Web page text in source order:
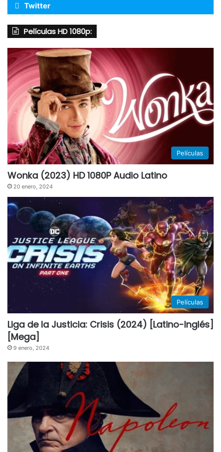
Twitter
Películas HD 1080p:
Películas
Wonka (2023) HD 1080P Audio Latino
20 enero, 2024
Películas
Liga de la Justicia: Crisis (2024) [Latino-Inglés]
[Mega]
9 enero, 2024